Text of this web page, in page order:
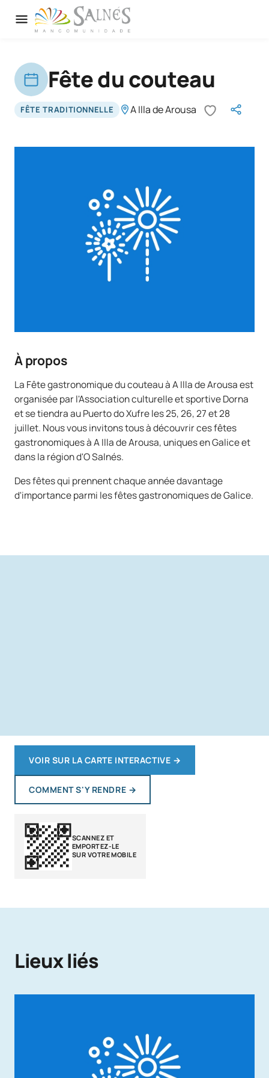
Fête du couteau
FÊTE TRADITIONNELLE A Illa de Arousa
À propos
La Fête gastronomique du couteau à A Illa de Arousa est
organisée par l'Association culturelle et sportive Dorna
et se tiendra au Puerto do Xufre les 25, 26, 27 et 28
juillet. Nous vous invitons tous à découvrir ces fêtes
gastronomiques à A Illa de Arousa, uniques en Galice et
dans la région d'O Salnés.
Des fêtes qui prennent chaque année davantage
d'importance parmi les fêtes gastronomiques de Galice.
VOIR SUR LA CARTE INTERACTIVE →
COMMENT S'Y RENDRE →
SCANNEZ ET
EMPORTEZ-LE
SUR VOTRE MOBILE
Lieux liés